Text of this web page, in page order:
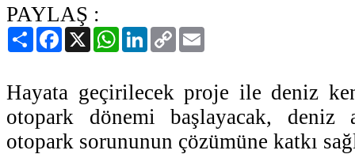
PAYLAŞ :
PaylaşFacebook
X WhatsAppLinkedIn
Copy
Link
Hayata geçirilecek proje ile deniz
otopark dönemi başlayacak, deniz
otopark sorununun çözümüne katkı